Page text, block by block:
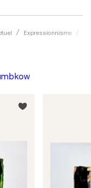
Expressionnisme